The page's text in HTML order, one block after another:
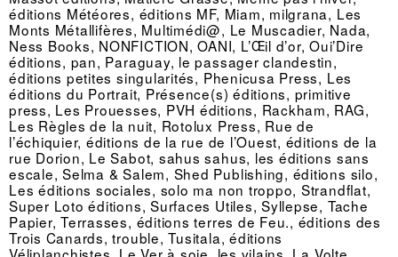
éditions Météores, éditions MF, Miam, milgrana, Les
Monts Métallifères, Multimédi@, Le Muscadier, Nada,
Ness Books, NONFICTION, OANI, L’Œil d’or, Oui’Dire
éditions, pan, Paraguay, le passager clandestin,
éditions petites singularités, Phenicusa Press, Les
éditions du Portrait, Présence(s) éditions, primitive
press, Les Prouesses, PVH éditions, Rackham, RAG,
Les Règles de la nuit, Rotolux Press, Rue de
l’échiquier, éditions de la rue de l’Ouest, éditions de la
rue Dorion, Le Sabot, sahus sahus, les éditions sans
escale, Selma & Salem, Shed Publishing, éditions silo,
Les éditions sociales, solo ma non troppo, Strandflat,
Super Loto éditions, Surfaces Utiles, Syllepse, Tache
Papier, Terrasses, éditions terres de Feu., éditions des
Trois Canards, trouble, Tusitala, éditions